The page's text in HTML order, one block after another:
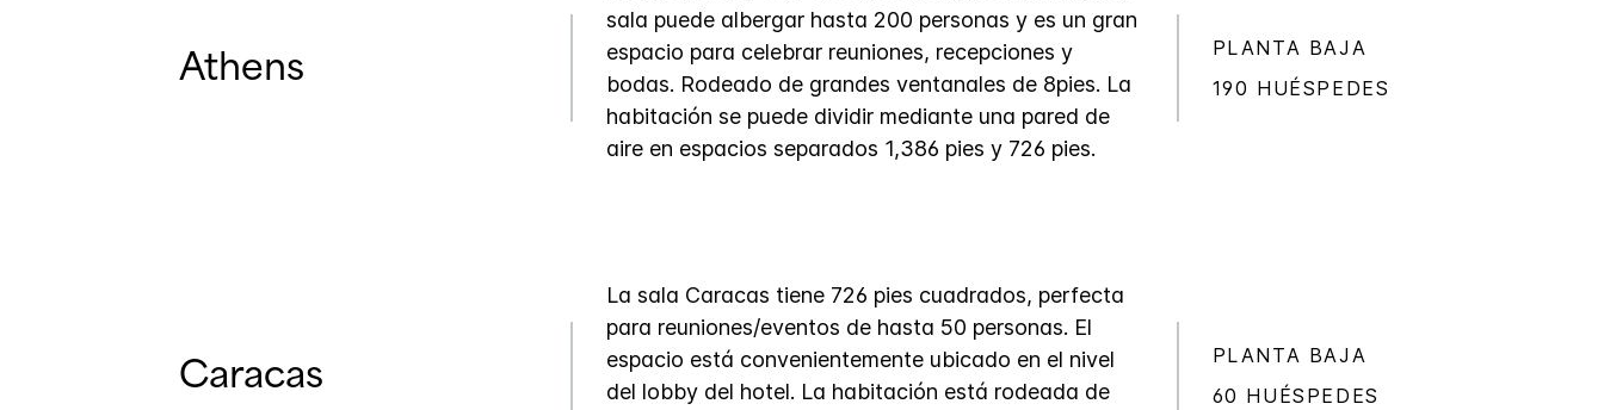
Athens
sala puede albergar hasta 200 personas y es un gran
espacio para celebrar reuniones, recepciones y
bodas. Rodeado de grandes ventanales de 8pies. La
habitación se puede dividir mediante una pared de
aire en espacios separados 1,386 pies y 726 pies.
PLANTA BAJA
190 HUÉSPEDES
Caracas
La sala Caracas tiene 726 pies cuadrados, perfecta
para reuniones/eventos de hasta 50 personas. El
espacio está convenientemente ubicado en el nivel
del lobby del hotel. La habitación está rodeada de
PLANTA BAJA
60 HUÉSPEDES